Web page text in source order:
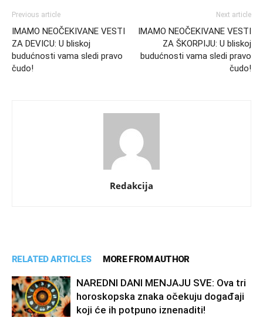
Previous article
IMAMO NEOČEKIVANE VESTI
ZA DEVICU: U bliskoj
budućnosti vama sledi pravo
čudo!
Next article
IMAMO NEOČEKIVANE VESTI
ZA ŠKORPIJU: U bliskoj
budućnosti vama sledi pravo
čudo!
Redakcija
RELATED ARTICLES MORE FROM AUTHOR
NAREDNI DANI MENJAJU SVE: Ova tri
horoskopska znaka očekuju događaji
koji će ih potpuno iznenaditi!